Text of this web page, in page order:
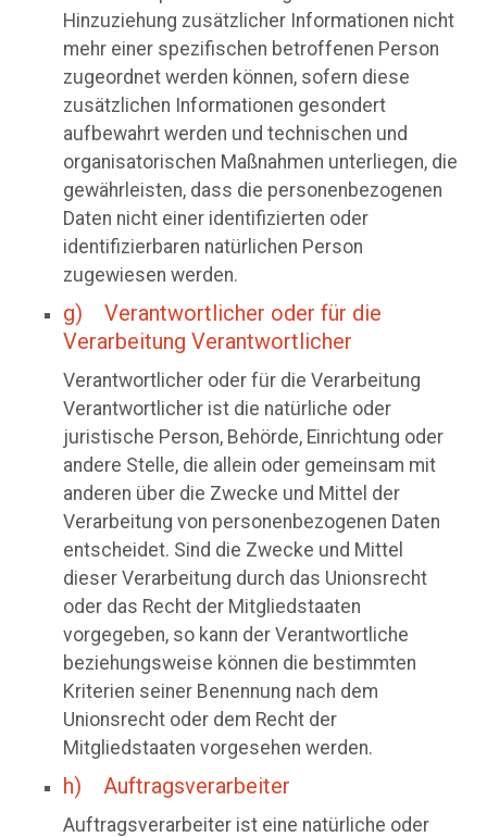
Hinzuziehung zusätzlicher Informationen nicht
mehr einer spezifischen betroffenen Person
zugeordnet werden können, sofern diese
zusätzlichen Informationen gesondert
aufbewahrt werden und technischen und
organisatorischen Maßnahmen unterliegen, die
gewährleisten, dass die personenbezogenen
Daten nicht einer identifizierten oder
identifizierbaren natürlichen Person
zugewiesen werden.
g) Verantwortlicher oder für die
Verarbeitung Verantwortlicher
Verantwortlicher oder für die Verarbeitung
Verantwortlicher ist die natürliche oder
juristische Person, Behörde, Einrichtung oder
andere Stelle, die allein oder gemeinsam mit
anderen über die Zwecke und Mittel der
Verarbeitung von personenbezogenen Daten
entscheidet. Sind die Zwecke und Mittel
dieser Verarbeitung durch das Unionsrecht
oder das Recht der Mitgliedstaaten
vorgegeben, so kann der Verantwortliche
beziehungsweise können die bestimmten
Kriterien seiner Benennung nach dem
Unionsrecht oder dem Recht der
Mitgliedstaaten vorgesehen werden.
h) Auftragsverarbeiter
Auftragsverarbeiter ist eine natürliche oder